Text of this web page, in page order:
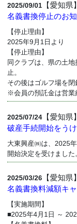
2025/09/01 【愛知県】
名義書換停止のお
【停止理由】
2025年9月1日より
【停止理由】
同クラブは、県の土
止。
その後はゴルフ場を閉
※会員の預託金は営業
2025/07/24 【愛知県】
破産手続開始をうけ
大東興産㈱は、2025
開始決定を受けました
2025/03/26 【愛知県】
名義書換料減額キ
【実施期間】
■2025年4月1日 ～